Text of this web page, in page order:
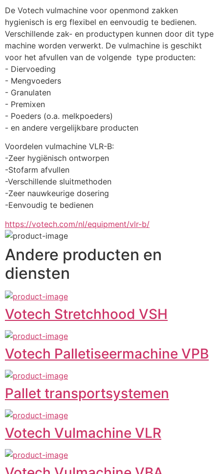
De Votech vulmachine voor openmond zakken
hygienisch is erg flexibel en eenvoudig te bedienen.
Verschillende zak- en productypen kunnen door dit type
machine worden verwerkt. De vulmachine is geschikt
voor het afvullen van de volgende  type producten:
- Diervoeding
- Mengvoeders
- Granulaten
- Premixen
- Poeders (o.a. melkpoeders)
- en andere vergelijkbare producten
Voordelen vulmachine VLR-B:
-Zeer hygiënisch ontworpen
-Stofarm afvullen
-Verschillende sluitmethoden
-Zeer nauwkeurige dosering
-Eenvoudig te bedienen
https://votech.com/nl/equipment/vlr-b/
Andere producten en
diensten
Votech Stretchhood VSH
Votech Palletiseermachine VPB
Pallet transportsystemen
Votech Vulmachine VLR